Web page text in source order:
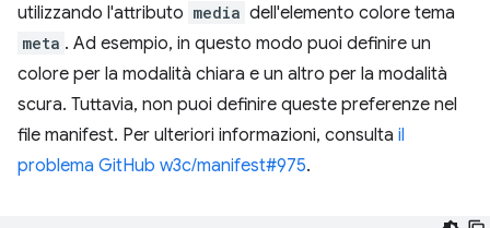
utilizzando l'attributo media dell'elemento colore tema
meta . Ad esempio, in questo modo puoi definire un
colore per la modalità chiara e un altro per la modalità
scura. Tuttavia, non puoi definire queste preferenze nel
file manifest. Per ulteriori informazioni, consulta il
problema GitHub w3c/manifest#975.